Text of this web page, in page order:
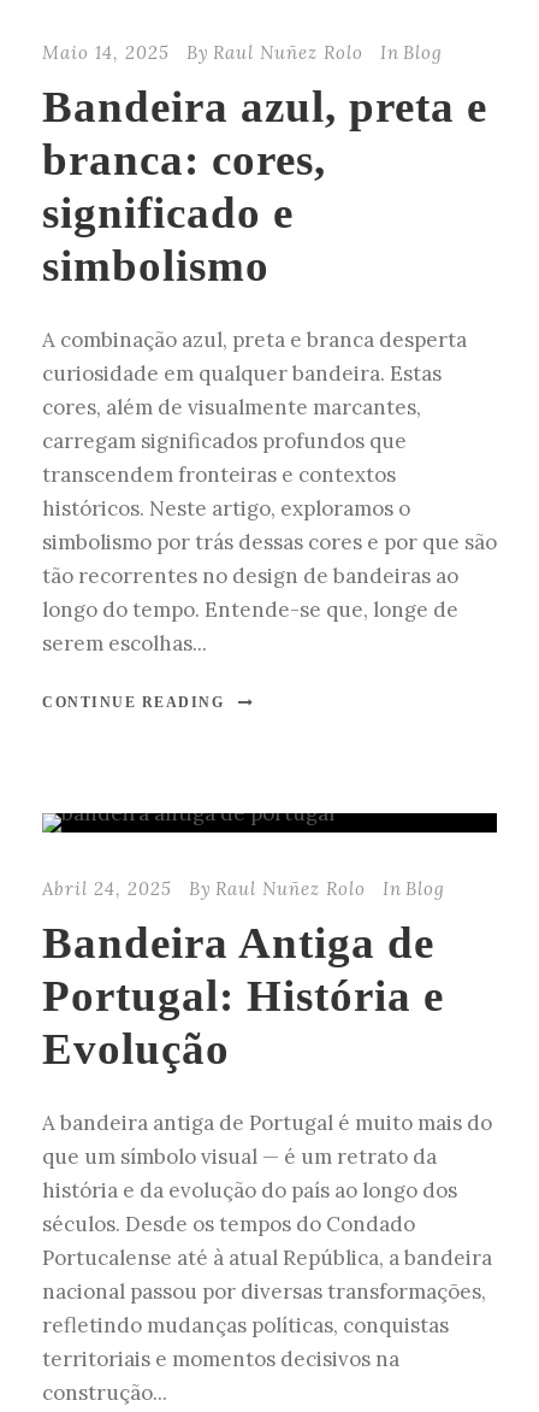
Maio 14, 2025 By Raul Nuñez Rolo In Blog
Bandeira azul, preta e
branca: cores,
significado e
simbolismo
A combinação azul, preta e branca desperta
curiosidade em qualquer bandeira. Estas
cores, além de visualmente marcantes,
carregam significados profundos que
transcendem fronteiras e contextos
históricos. Neste artigo, exploramos o
simbolismo por trás dessas cores e por que são
tão recorrentes no design de bandeiras ao
longo do tempo. Entende-se que, longe de
serem escolhas...
CONTINUE READING
Abril 24, 2025 By Raul Nuñez Rolo In Blog
Bandeira Antiga de
Portugal: História e
Evolução
A bandeira antiga de Portugal é muito mais do
que um símbolo visual — é um retrato da
história e da evolução do país ao longo dos
séculos. Desde os tempos do Condado
Portucalense até à atual República, a bandeira
nacional passou por diversas transformações,
refletindo mudanças políticas, conquistas
territoriais e momentos decisivos na
construção...